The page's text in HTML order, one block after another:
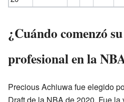
¿Cuándo comenzó
profesional en la
Precious Achiuwa fue elegido
Draft de la NBA de 2020. Fue